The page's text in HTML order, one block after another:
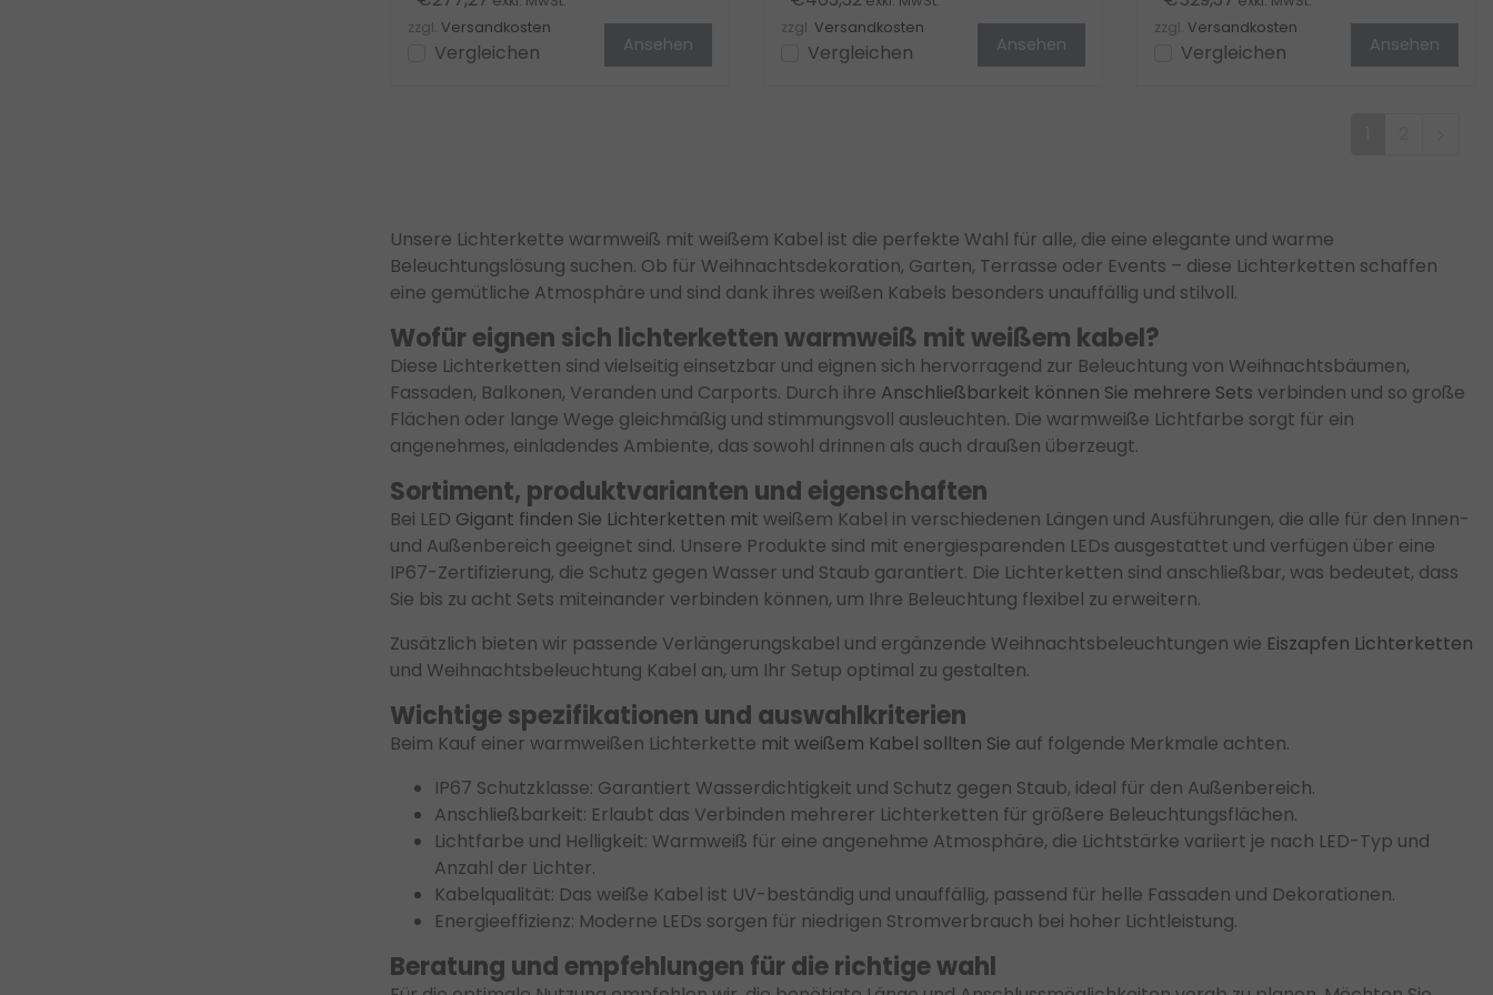
zzgl. Versandkosten
Vergleichen Ansehen
zzgl. Versandkosten
Vergleichen Ansehen
zzgl. Versandkosten
Vergleichen Ansehen
Unsere Lichterkette warmweiß mit weißem Kabel ist die perfekte Wahl für alle, die eine elegante und warme
Beleuchtungslösung suchen. Ob für Weihnachtsdekoration, Garten, Terrasse oder Events – diese Lichterketten schaffen
eine gemütliche Atmosphäre und sind dank ihres weißen Kabels besonders unauffällig und stilvoll.
Wofür eignen sich lichterketten warmweiß mit weißem kabel?
Diese Lichterketten sind vielseitig einsetzbar und eignen sich hervorragend zur Beleuchtung von Weihnachtsbäumen,
Fassaden, Balkonen, Veranden und Carports. Durch ihre Anschließbarkeit können Sie mehrere Sets verbinden und so große
Flächen oder lange Wege gleichmäßig und stimmungsvoll ausleuchten. Die warmweiße Lichtfarbe sorgt für ein
angenehmes, einladendes Ambiente, das sowohl drinnen als auch draußen überzeugt.
Sortiment, produktvarianten und eigenschaften
Bei LED Gigant finden Sie Lichterketten mit weißem Kabel in verschiedenen Längen und Ausführungen, die alle für den Innen-
und Außenbereich geeignet sind. Unsere Produkte sind mit energiesparenden LEDs ausgestattet und verfügen über eine
IP67-Zertifizierung, die Schutz gegen Wasser und Staub garantiert. Die Lichterketten sind anschließbar, was bedeutet, dass
Sie bis zu acht Sets miteinander verbinden können, um Ihre Beleuchtung flexibel zu erweitern.
Zusätzlich bieten wir passende Verlängerungskabel und ergänzende Weihnachtsbeleuchtungen wie Eiszapfen Lichterketten
und Weihnachtsbeleuchtung Kabel an, um Ihr Setup optimal zu gestalten.
Wichtige spezifikationen und auswahlkriterien
Beim Kauf einer warmweißen Lichterkette mit weißem Kabel sollten Sie auf folgende Merkmale achten.
IP67 Schutzklasse: Garantiert Wasserdichtigkeit und Schutz gegen Staub, ideal für den Außenbereich.
Anschließbarkeit: Erlaubt das Verbinden mehrerer Lichterketten für größere Beleuchtungsflächen.
Lichtfarbe und Helligkeit: Warmweiß für eine angenehme Atmosphäre, die Lichtstärke variiert je nach LED-Typ und
Anzahl der Lichter.
Kabelqualität: Das weiße Kabel ist UV-beständig und unauffällig, passend für helle Fassaden und Dekorationen.
Energieeffizienz: Moderne LEDs sorgen für niedrigen Stromverbrauch bei hoher Lichtleistung.
Beratung und empfehlungen für die richtige wahl